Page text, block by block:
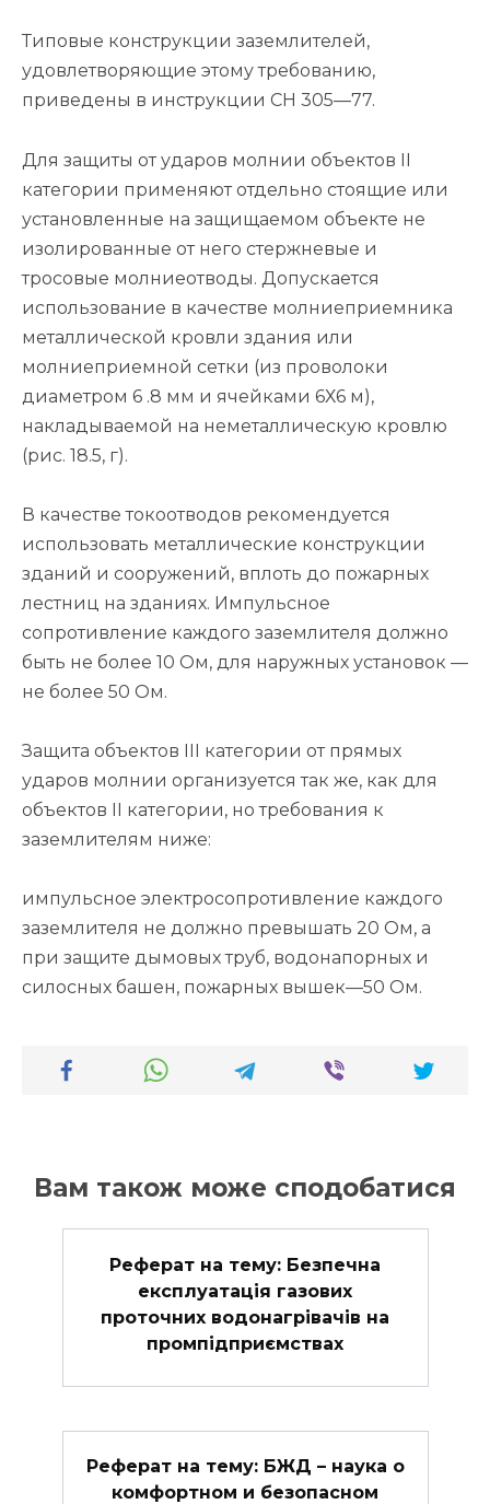
Типовые конструкции заземлителей,
удовлетворяющие этому требованию,
приведены в инструкции СН 305—77.
Для защиты от ударов молнии объектов II
категории применяют отдельно стоящие или
установленные на защищаемом объекте не
изолированные от него стержневые и
тросовые молниеотводы. Допускается
использование в качестве молниеприемника
металлической кровли здания или
молниеприемной сетки (из проволоки
диаметром 6 .8 мм и ячейками 6Х6 м),
накладываемой на неметаллическую кровлю
(рис. 18.5, г).
В качестве токоотводов рекомендуется
использовать металлические конструкции
зданий и сооружений, вплоть до пожарных
лестниц на зданиях. Импульсное
сопротивление каждого заземлителя должно
быть не более 10 Ом, для наружных установок —
не более 50 Ом.
Защита объектов III категории от прямых
ударов молнии организуется так же, как для
объектов II категории, но требования к
заземлителям ниже:
импульсное электросопротивление каждого
заземлителя не должно превышать 20 Ом, а
при защите дымовых труб, водонапорных и
силосных башен, пожарных вышек—50 Ом.
Вам також може сподобатися
Реферат на тему: Безпечна
експлуатація газових
проточних водонагрівачів на
промпідприємствах
Реферат на тему: БЖД – наука о
комфортном и безопасном